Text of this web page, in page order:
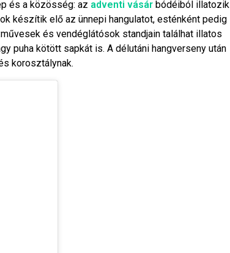
és a közösség: az adventi vásár bódéiból illatozik
készítik elő az ünnepi hangulatot, esténként pedig
és vendéglátósok standjain találhat illatos
puha kötött sapkát is. A délutáni hangverseny után
korosztálynak.